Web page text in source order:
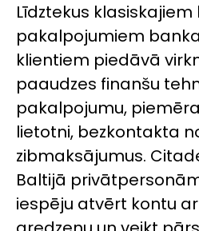
Līdztekus
pakalpojumiem
klientiem piedāvā
paaudzes finanšu
pakalpojumu,
lietotni, bezkontakta
zibmaksājumus.
Baltijā
iespēju atvērt kontu